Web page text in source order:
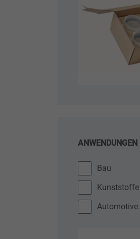
ANWENDUNGEN
Bau
Kunststoffe
Automotive